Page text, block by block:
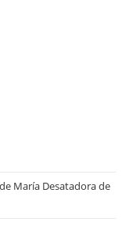
María Desatadora de